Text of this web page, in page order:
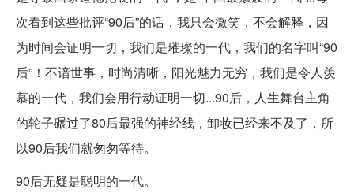
次看到这些批评“90后”的话，我只会微笑，不会解释，因
为时间会证明一切，我们是璀璨的一代，我们的名字叫“90
后”！不谙世事，时尚清晰，阳光魅力无穷，我们是令人羡
慕的一代，我们会用行动证明一切...90后，人生舞台主角
的轮子碾过了80后最强的神经线，卸妆已经来不及了，所
以90后我们就匆匆等待。
90后无疑是聪明的一代。